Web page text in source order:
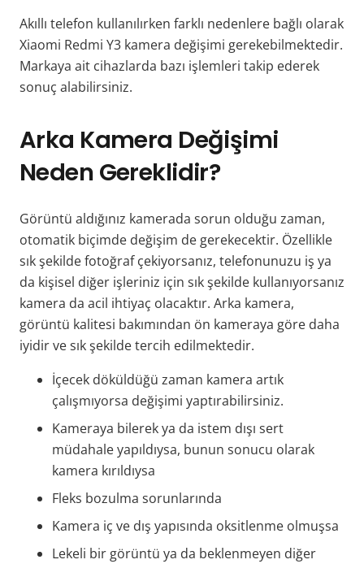
Akıllı telefon kullanılırken farklı nedenlere bağlı olarak
Xiaomi Redmi Y3 kamera değişimi gerekebilmektedir.
Markaya ait cihazlarda bazı işlemleri takip ederek
sonuç alabilirsiniz.
Arka Kamera Değişimi
Neden Gereklidir?
Görüntü aldığınız kamerada sorun olduğu zaman,
otomatik biçimde değişim de gerekecektir. Özellikle
sık şekilde fotoğraf çekiyorsanız, telefonunuzu iş ya
da kişisel diğer işleriniz için sık şekilde kullanıyorsanız
kamera da acil ihtiyaç olacaktır. Arka kamera,
görüntü kalitesi bakımından ön kameraya göre daha
iyidir ve sık şekilde tercih edilmektedir.
İçecek döküldüğü zaman kamera artık
çalışmıyorsa değişimi yaptırabilirsiniz.
Kameraya bilerek ya da istem dışı sert
müdahale yapıldıysa, bunun sonucu olarak
kamera kırıldıysa
Fleks bozulma sorunlarında
Kamera iç ve dış yapısında oksitlenme olmuşsa
Lekeli bir görüntü ya da beklenmeyen diğer